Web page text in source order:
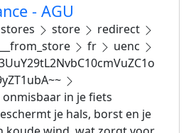
- AGU
stores store
redirect
___from_store fr
uenc
onmisbaar in je fiets
je hals, borst en je